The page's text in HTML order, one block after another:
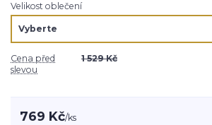
Velikost oblečení
Cena před
slevou
1 529 Kč
769 Kč/ks